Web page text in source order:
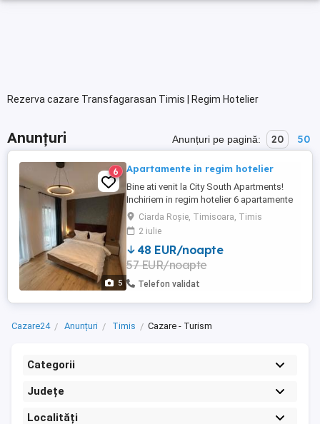
Rezerva cazare Transfagarasan Timis | Regim Hotelier
Anunțuri Anunțuri pe pagină: 20 50
5
6 Apartamente in regim hotelier
Bine ati venit la City South Apartments!
Inchiriem in regim hotelier 6 apartamente
de lux situate in zona de Sud a orasului,
Fiecare apartament are dormitor cu pat
matrimonial, living cu canapea extensibilă,
parcare privată, zonă liniștită, un loc privat,
retras de aglomeratia orasului.
Apartamentele ...
Ciarda Roșie, Timisoara, Timis
2 iulie
48 EUR/noapte
57 EUR/noapte
Telefon validat
Cazare24 Anunțuri Timis Cazare - Turism
Categorii
Județe
Localități